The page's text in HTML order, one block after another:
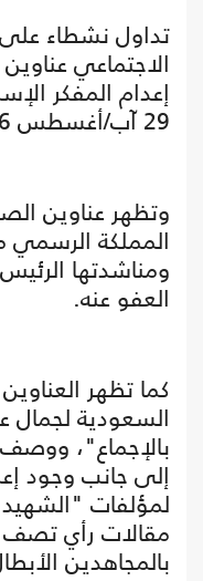
تداول نشطاء
الاجتماعي
إعدام المفكر
29 آب/أغسطس 1966.
وتظهر عناوين
المملكة
ومناشدتها
العفو عنه.
كما تظهر
السعودية لجمال
بالإجماع"،
إلى جانب وجود
لمؤلفات
مقالات رأي تصف
بالمجاهدين